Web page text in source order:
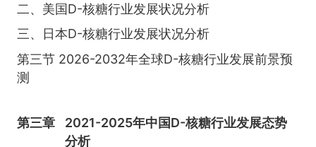
二、美国D-核糖行业发展状况分析
三、日本D-核糖行业发展状况分析
第三节 2026-2032年全球D-核糖行业发展前景预
测
第三章
2021-2025年中国D-核糖行业发展态势
分析